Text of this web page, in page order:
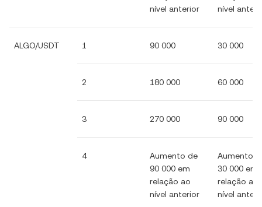
nível anterior
nível
ALGO/USDT 1 90 000 30 000
2 180 000 60 000
3 270 000 90 000
4
Aumento de
90 000 em
relação ao
nível anterior
Aumento
30 000 em
relação ao
nível